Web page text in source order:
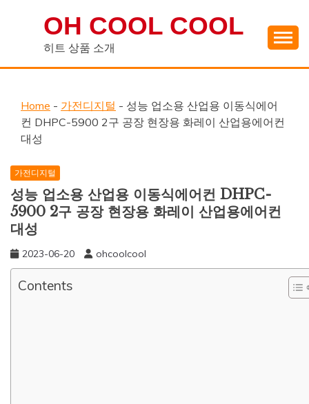
OH COOL COOL
히트 상품 소개
Home - 가전디지털 - 성능 업소용 산업용 이동식에어
컨 DHPC-5900 2구 공장 현장용 화레이 산업용에어컨
대성
가전디지털
성능 업소용 산업용 이동식에어컨 DHPC-
5900 2구 공장 현장용 화레이 산업용에어컨
대성
2023-06-20 ohcoolcool
Contents